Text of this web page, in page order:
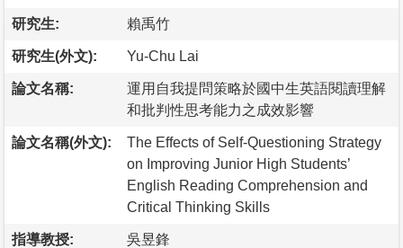
研究生: 賴禹竹
研究生(外文): Yu-Chu Lai
論文名稱:
運用自我提問策略於國中生英語閱讀理解
和批判性思考能力之成效影響
論文名稱(外文):
The Effects of Self-Questioning Strategy
on Improving Junior High Students’
English Reading Comprehension and
Critical Thinking Skills
指導教授: 吳昱鋒